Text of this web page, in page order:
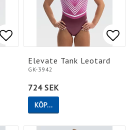
Lägg till i favoritlistan
Lägg till i favoritlistan
Elevate Tank Leotard
GK-3942
724 SEK
KÖP…